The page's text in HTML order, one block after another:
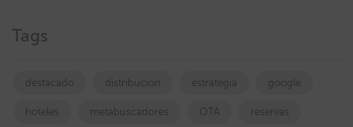
Tags
destacado distribucion estrategia google
hoteles metabuscadores OTA reservas